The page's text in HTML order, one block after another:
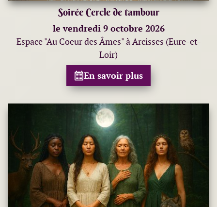
Soirée Cercle de tambour
le vendredi 9 octobre 2026
Espace "Au Coeur des Âmes" à Arcisses (Eure-et-
Loir)
En savoir plus